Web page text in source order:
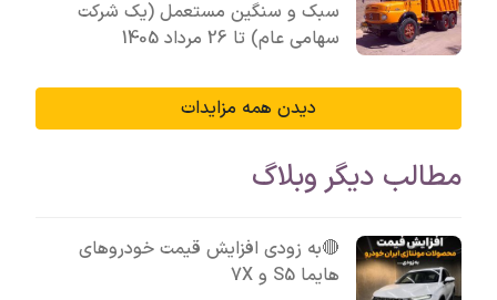
سبک و سنگین مستعمل (یک شرکت
سهامی عام) تا 26 مرداد 1405
دیدن همه مزایدات
مطالب دیگر وبلاگ
🔴به زودی افزایش قیمت خودروهای
هایما S5 و 7X